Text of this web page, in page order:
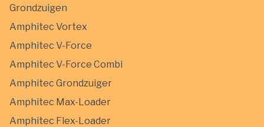
Grondzuigen
Amphitec Vortex
Amphitec V-Force
Amphitec V-Force Combi
Amphitec Grondzuiger
Amphitec Max-Loader
Amphitec Flex-Loader